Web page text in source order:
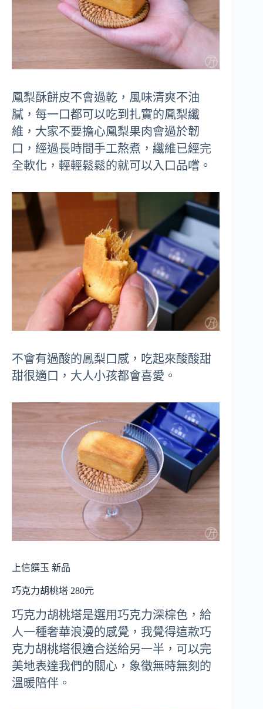
鳳梨酥餅皮不會過乾，風味清爽不油
膩，每一口都可以吃到扎實的鳳梨纖
維，大家不要擔心鳳梨果肉會過於韌
口，經過長時間手工熬煮，纖維已經完
全軟化，輕輕鬆鬆的就可以入口品嚐。
不會有過酸的鳳梨口感，吃起來酸酸甜
甜很適口，大人小孩都會喜愛。
上信饌玉 新品
巧克力胡桃塔 280元
巧克力胡桃塔是選用巧克力深棕色，給
人一種奢華浪漫的感覺，我覺得這款巧
克力胡桃塔很適合送給另一半，可以完
美地表達我們的關心，象徵無時無刻的
溫暖陪伴。